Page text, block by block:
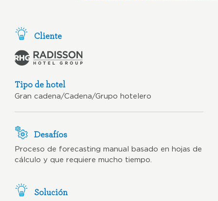
Cliente
Tipo de hotel
Gran cadena/Cadena/Grupo hotelero
Desafíos
Proceso de forecasting manual basado en hojas de
cálculo y que requiere mucho tiempo.
Solución